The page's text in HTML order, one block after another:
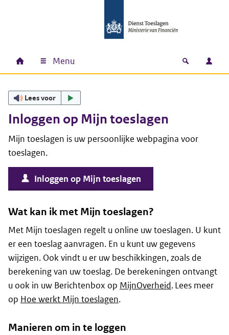
Hoofdnavigatie
Home Menu Open
Lees voor
Inloggen op Mijn toeslagen
Mijn toeslagen is uw persoonlijke webpagina voor
toeslagen.
Inloggen op Mijn toeslagen
Wat kan ik met Mijn toeslagen?
Met Mijn toeslagen regelt u online uw toeslagen. U kunt
er een toeslag aanvragen. En u kunt uw gegevens
wijzigen. Ook vindt u er uw beschikkingen, zoals de
berekening van uw toeslag. De berekeningen ontvangt
u ook in uw Berichtenbox op MijnOverheid. Lees meer
op Hoe werkt Mijn toeslagen.
Manieren om in te loggen